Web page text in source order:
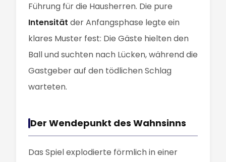
Führung für die Hausherren. Die pure
Intensität der Anfangsphase legte ein
klares Muster fest: Die Gäste hielten den
Ball und suchten nach Lücken, während die
Gastgeber auf den tödlichen Schlag
warteten.
Der Wendepunkt des Wahnsinns
Das Spiel explodierte förmlich in einer